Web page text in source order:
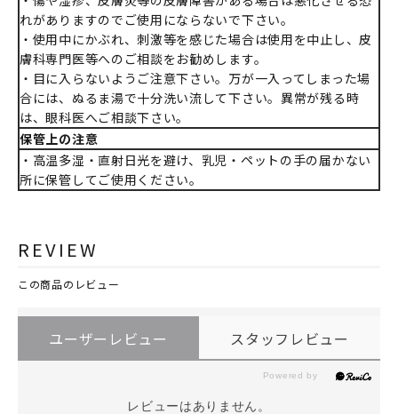
れがありますのでご使用にならないで下さい。
・使用中にかぶれ、刺激等を感じた場合は使用を中止し、皮
膚科専門医等へのご相談をお勧めします。
・目に入らないようご注意下さい。万が一入ってしまった場
合には、ぬるま湯で十分洗い流して下さい。異常が残る時
は、眼科医へご相談下さい。
保管上の注意
・高温多湿・直射日光を避け、乳児・ペットの手の届かない
所に保管してご使用ください。
REVIEW
この商品のレビュー
ユーザーレビュー スタッフレビュー
レビューはありません。